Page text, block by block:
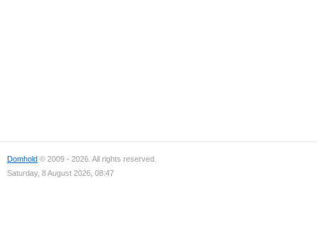
Domhold © 2009 - 2026. All rights reserved.
Saturday, 8 August 2026, 08:47